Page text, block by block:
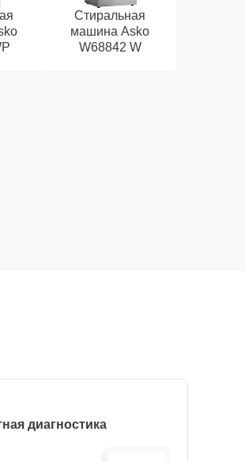
Стиральная
машина Asko
W68842 W
диагностика